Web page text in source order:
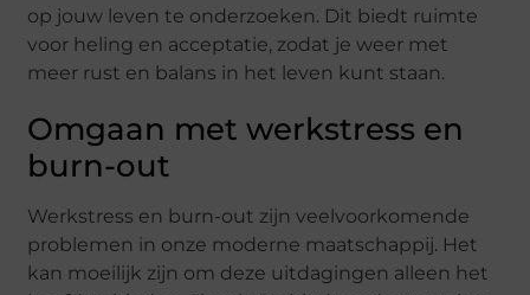
op jouw leven te onderzoeken. Dit biedt ruimte
voor heling en acceptatie, zodat je weer met
meer rust en balans in het leven kunt staan.
Omgaan met werkstress en
burn-out
Werkstress en burn-out zijn veelvoorkomende
problemen in onze moderne maatschappij. Het
kan moeilijk zijn om deze uitdagingen alleen het